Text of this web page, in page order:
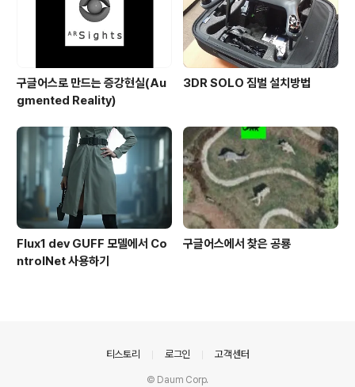
구글어스로 만드는 증강현실(Au
gmented Reality)
3DR SOLO 짐벌 설치방법
Flux1 dev GUFF 모델에서 Co
ntrolNet 사용하기
구글어스에서 찾은 공룡
티스토리 로그인 고객센터
© Daum Corp.